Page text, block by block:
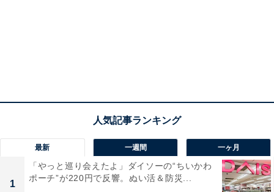
最新 一週間 一ヶ月
1
「やっと巡り会えたよ」ダイソーの“ちいかわ
ポーチ”が220円で反響。ぬい活＆防災...